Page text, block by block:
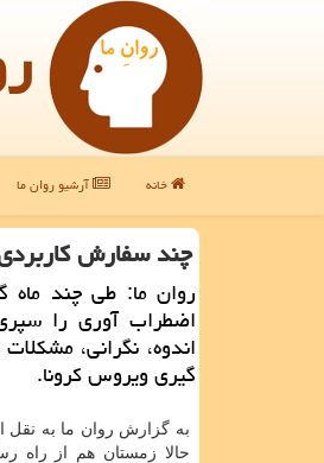
خانه آرشیو روان ما
چند سفارش
روان ما: طی چند ماه
اضطراب آوری را
اندوه، نگرانی،
گیری ویروس کرونا.
به گزارش روان ما به نقل
حالا زمستان هم از راه